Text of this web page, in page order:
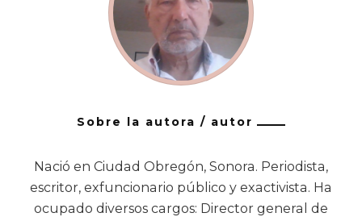
Sobre la autora / autor
Nació en Ciudad Obregón, Sonora. Periodista,
escritor, exfuncionario público y exactivista. Ha
ocupado diversos cargos: Director general de